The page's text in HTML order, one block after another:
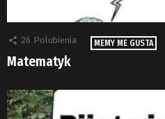
26 Polubienia MEMY ME GUSTA
Matematyk